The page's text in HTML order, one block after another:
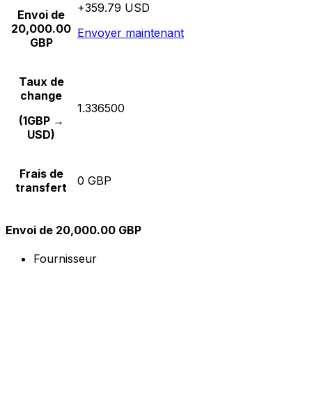
Envoi de
20,000.00
GBP
+359.79 USD
Envoyer maintenant
Taux de
change
(1GBP →
USD)
1.336500
Frais de
transfert
0 GBP
Envoi de 20,000.00 GBP
Fournisseur